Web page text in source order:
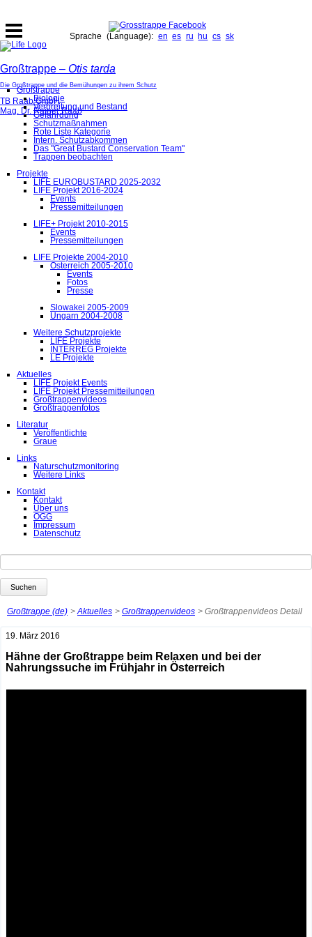
Sprache (Language): en es ru hu cs sk
Großtrappe – Otis tarda
Die Großtrappe und die Bemühungen zu ihrem Schutz
TB Raab GmbH
Mag. Dr. Rainer Raab
Großtrappe
Biologie
Verbreitung und Bestand
Gefährdung
Schutzmaßnahmen
Rote Liste Kategorie
Intern. Schutzabkommen
Das "Great Bustard Conservation Team"
Trappen beobachten
Projekte
LIFE EUROBUSTARD 2025-2032
LIFE Projekt 2016-2024
Events
Pressemitteilungen
LIFE+ Projekt 2010-2015
Events
Pressemitteilungen
LIFE Projekte 2004-2010
Österreich 2005-2010
Events
Fotos
Presse
Slowakei 2005-2009
Ungarn 2004-2008
Weitere Schutzprojekte
LIFE Projekte
INTERREG Projekte
LE Projekte
Aktuelles
LIFE Projekt Events
LIFE Projekt Pressemitteilungen
Großtrappenvideos
Großtrappenfotos
Literatur
Veröffentlichte
Graue
Links
Naturschutzmonitoring
Weitere Links
Kontakt
Kontakt
Über uns
ÖGG
Impressum
Datenschutz
Suchbegriffe
Suchen
Großtrappe (de) Aktuelles Großtrappenvideos Großtrappenvideos Detail
19. März 2016
Hähne der Großtrappe beim Relaxen und bei der
Nahrungssuche im Frühjahr in Österreich